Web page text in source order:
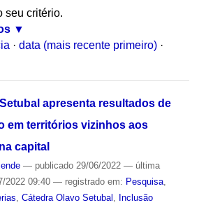
seu critério.
· data (mais recente primeiro) ·
apresenta resultados de
em territórios vizinhos aos
capital
— publicado29/06/2022 — última
2022 09:40 — registrado em: Pesquisa,
Cátedra Olavo Setubal
Inclusão